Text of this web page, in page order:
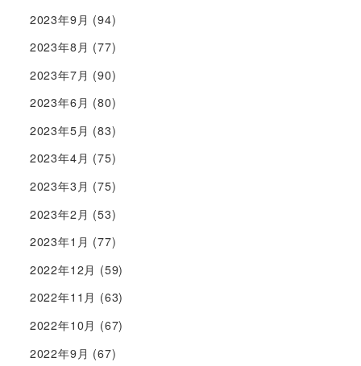
2023年9月 (94)
2023年8月 (77)
2023年7月 (90)
2023年6月 (80)
2023年5月 (83)
2023年4月 (75)
2023年3月 (75)
2023年2月 (53)
2023年1月 (77)
2022年12月 (59)
2022年11月 (63)
2022年10月 (67)
2022年9月 (67)